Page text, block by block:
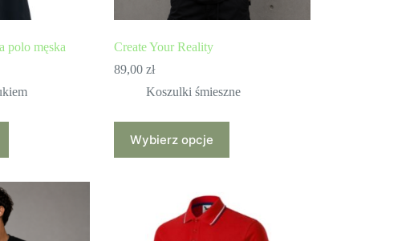
polo męska
Create Your Reality
89,00 zł
Koszulki śmieszne
Wybierz opcje
produkt
ma